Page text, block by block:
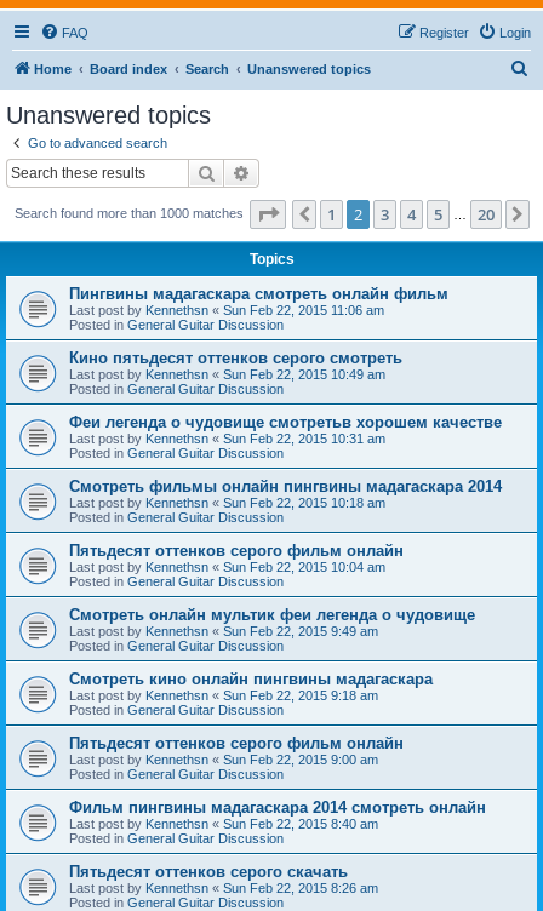
FAQ Login
Register
Home Board index Search Unanswered topics
Unanswered topics
Go to advanced search
Search
Search found more than 1000 matches Page of 20
Previous
1 2 3 4 5 20
Topics
Пингвины мадагаскара смотреть онлайн фильм
Last post by Kennethsn « Sun Feb 22, 2015 11:06 am
Posted in General Guitar Discussion
Кино пятьдесят оттенков серого смотреть
Last post by Kennethsn « Sun Feb 22, 2015 10:49 am
Posted in General Guitar Discussion
Феи легенда о чудовище смотретьв хорошем качестве
Last post by Kennethsn « Sun Feb 22, 2015 10:31 am
Posted in General Guitar Discussion
Смотреть фильмы онлайн пингвины мадагаскара 2014
Last post by Kennethsn « Sun Feb 22, 2015 10:18 am
Posted in General Guitar Discussion
Пятьдесят оттенков серого фильм онлайн
Last post by Kennethsn « Sun Feb 22, 2015 10:04 am
Posted in General Guitar Discussion
Смотреть онлайн мультик феи легенда о чудовище
Last post by Kennethsn « Sun Feb 22, 2015 9:49 am
Posted in General Guitar Discussion
Смотреть кино онлайн пингвины мадагаскара
Last post by Kennethsn « Sun Feb 22, 2015 9:18 am
Posted in General Guitar Discussion
Пятьдесят оттенков серого фильм онлайн
Last post by Kennethsn « Sun Feb 22, 2015 9:00 am
Posted in General Guitar Discussion
Фильм пингвины мадагаскара 2014 смотреть онлайн
Last post by Kennethsn « Sun Feb 22, 2015 8:40 am
Posted in General Guitar Discussion
Пятьдесят оттенков серого скачать
Last post by Kennethsn « Sun Feb 22, 2015 8:26 am
Posted in General Guitar Discussion